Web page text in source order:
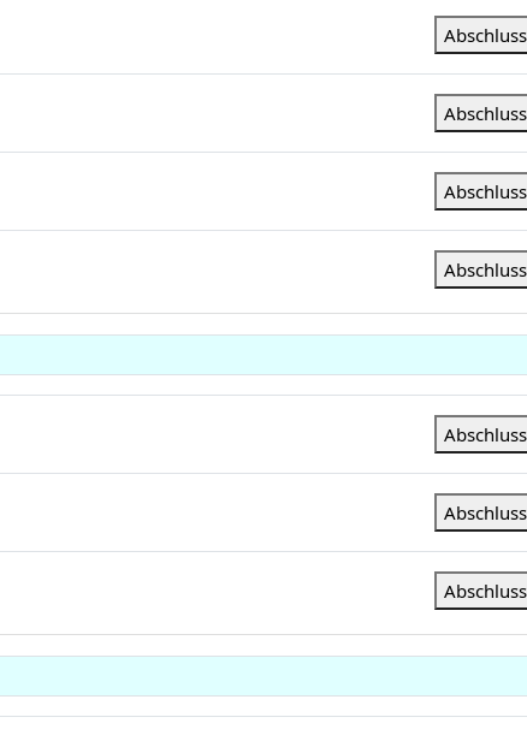
Abschluss
Abschluss
Abschluss
Abschluss
Abschluss
Abschluss
Abschluss